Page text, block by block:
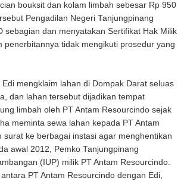
bouksit dan kolam limbah sebesar Rp 950
Pengadilan Negeri Tanjungpinang
sebagian dan menyatakan Sertifikat Hak Milik
penerbitannya tidak mengikuti prosedur yang
mengklaim lahan di Dompak Darat seluas
dan lahan tersebut dijadikan tempat
limbah oleh PT Antam Resourcindo sejak
meminta sewa lahan kepada PT Antam
surat ke berbagai instasi agar menghentikan
awal 2012, Pemko Tanjungpinang
(IUP) milik PT Antam Resourcindo.
PT Antam Resourcindo dengan Edi,